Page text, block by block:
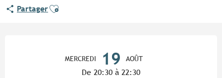
PartagerAjouter aux favoris
MERCREDI 19 AOÛT
De 20:30 à 22:30